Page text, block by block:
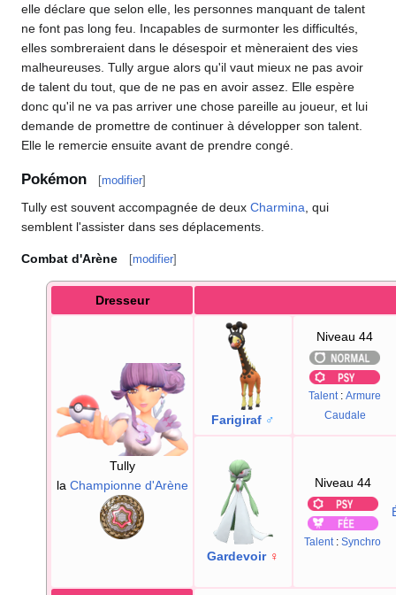
elle déclare que selon elle, les personnes manquant de talent
ne font pas long feu. Incapables de surmonter les difficultés,
elles sombreraient dans le désespoir et mèneraient des vies
malheureuses. Tully argue alors qu'il vaut mieux ne pas avoir
de talent du tout, que de ne pas en avoir assez. Elle espère
donc qu'il ne va pas arriver une chose pareille au joueur, et lui
demande de promettre de continuer à développer son talent.
Elle le remercie ensuite avant de prendre congé.
Pokémon [modifier]
Tully est souvent accompagnée de deux Charmina, qui
semblent l'assister dans ses déplacements.
Combat d'Arène [modifier]
Dresseur
Tully
la Championne d'Arène
Farigiraf ♂
Niveau 44
Talent : Armure
Caudale
Gardevoir ♀
Niveau 44
Talent : Synchro